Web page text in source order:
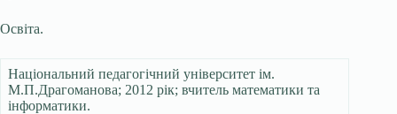
Освіта.
Національний педагогічний університет ім.
М.П.Драгоманова; 2012 рік; вчитель математики та
інформатики.